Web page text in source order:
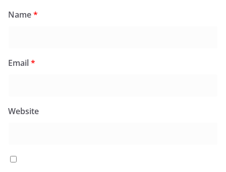
Name*
Email*
Website